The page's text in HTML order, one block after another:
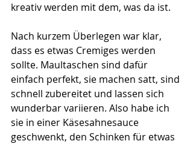
kreativ werden mit dem, was da ist.
Nach kurzem Überlegen war klar,
dass es etwas Cremiges werden
sollte. Maultaschen sind dafür
einfach perfekt, sie machen satt, sind
schnell zubereitet und lassen sich
wunderbar variieren. Also habe ich
sie in einer Käsesahnesauce
geschwenkt, den Schinken für etwas